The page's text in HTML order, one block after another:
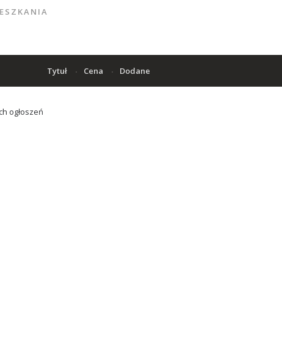
Tytuł Cena Dodane
ogłoszeń